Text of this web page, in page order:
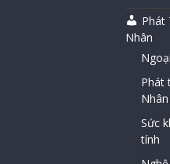
Phát
Nhân
Phát
Nhân
Sức
tính